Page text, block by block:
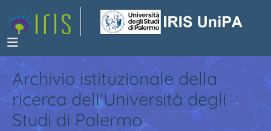
Archivio istituzionale della
ricerca dell'Università degli
Studi di Palermo